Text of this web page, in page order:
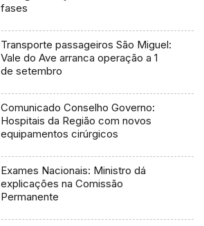
fases
Transporte passageiros São Miguel:
Vale do Ave arranca operação a 1
de setembro
Comunicado Conselho Governo:
Hospitais da Região com novos
equipamentos cirúrgicos
Exames Nacionais: Ministro dá
explicações na Comissão
Permanente